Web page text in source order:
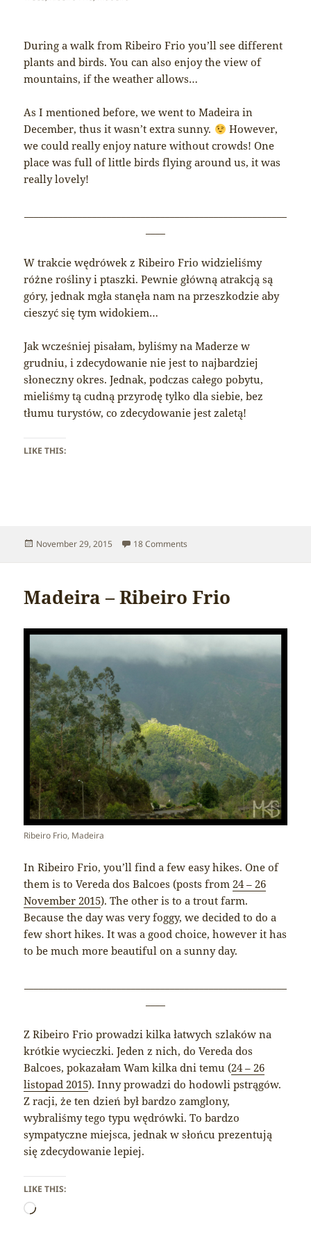
During a walk from Ribeiro Frio you’ll see different
plants and birds. You can also enjoy the view of
mountains, if the weather allows…
As I mentioned before, we went to Madeira in
December, thus it wasn’t extra sunny.
However,
we could really enjoy nature without crowds! One
place was full of little birds flying around us, it was
really lovely!
W trakcie wędrówek z Ribeiro Frio widzieliśmy
różne rośliny i ptaszki. Pewnie główną atrakcją są
góry, jednak mgła stanęła nam na przeszkodzie aby
cieszyć się tym widokiem…
Jak wcześniej pisałam, byliśmy na Maderze w
grudniu, i zdecydowanie nie jest to najbardziej
słoneczny okres. Jednak, podczas całego pobytu,
mieliśmy tą cudną przyrodę tylko dla siebie, bez
tłumu turystów, co zdecydowanie jest zaletą!
LIKE THIS:
Posted
November 29, 2015 18 Comments
Madeira – Ribeiro Frio
Ribeiro Frio, Madeira
In Ribeiro Frio, you’ll find a few easy hikes. One of
them is to Vereda dos Balcoes (posts from24 – 26
November 2015). The other is to a trout farm.
Because the day was very foggy, we decided to do a
few short hikes. It was a good choice, however it has
to be much more beautiful on a sunny day.
Z Ribeiro Frio prowadzi kilka łatwych szlaków na
krótkie wycieczki. Jeden z nich, do Vereda dos
Balcoes, pokazałam Wam kilka dni temu (24 – 26
listopad 2015). Inny prowadzi do hodowli pstrągów.
Z racji, że ten dzień był bardzo zamglony,
wybraliśmy tego typu wędrówki. To bardzo
sympatyczne miejsca, jednak w słońcu prezentują
się zdecydowanie lepiej.
LIKE THIS:
Loading…